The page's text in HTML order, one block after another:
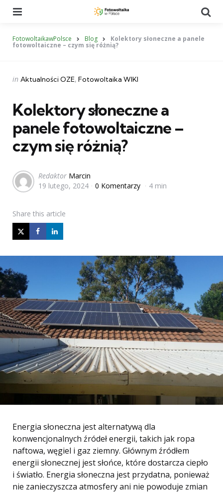
FotowoltaikawPolsce Blog Kolektory słoneczne a panele
fotowoltaiczne – czym się różnią?
Categories
Posted
in Aktualności OZE Fotowoltaika WIKI
Kolektory słoneczne a
panele fotowoltaiczne –
czym się różnią?
Posted
by
Redaktor Marcin
19 lutego, 2024
0 Komentarzy 4 min
Share this article
Energia słoneczna jest alternatywą dla
konwencjonalnych źródeł energii, takich jak ropa
naftowa, węgiel i gaz ziemny. Głównym źródłem
energii słonecznej jest słońce, które dostarcza ciepło
i światło. Energia słoneczna jest przydatna, ponieważ
nie zanieczyszcza atmosfery ani nie powoduje zmian